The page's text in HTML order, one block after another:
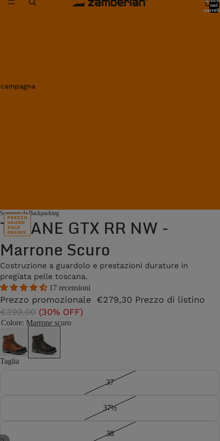
nel
PREZZO
VALIDO
SOLO
ONLINE
Scarponi da Backpacking
TOFANE GTX RR NW -
Marrone Scuro
Costruzione a guardolo e prestazioni durature in
pregiata pelle toscana.
17 recensioni
Prezzo promozionale €279,30 Prezzo di listino
€399,00 (30% OFF)
Colore: Marrone scuro
Taglia
37
37½
38